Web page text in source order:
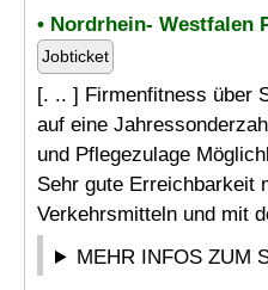
• Nordrhein- Westfalen
Jobticket
[. .. ] Firmenfitness über
auf eine
und Pflegezulage
Sehr gute Erreichbarkeit
Verkehrsmitteln und mit
MEHR INFOS ZUM